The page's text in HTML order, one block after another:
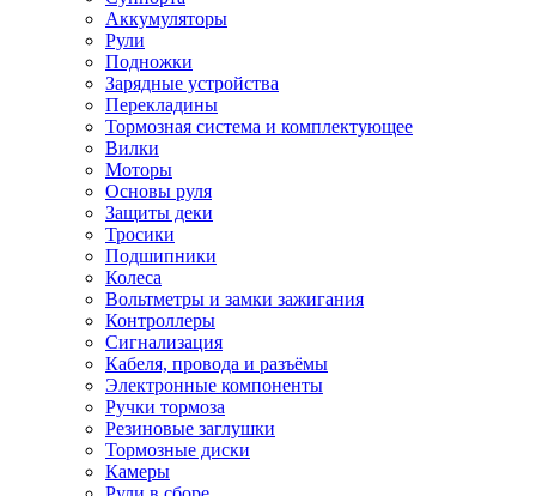
Аккумуляторы
Рули
Подножки
Зарядные устройства
Перекладины
Тормозная система и комплектующее
Вилки
Моторы
Основы руля
Защиты деки
Тросики
Подшипники
Колеса
Вольтметры и замки зажигания
Контроллеры
Сигнализация
Кабеля, провода и разъёмы
Электронные компоненты
Ручки тормоза
Резиновые заглушки
Тормозные диски
Камеры